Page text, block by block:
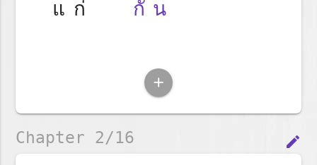
แก่ กัน
add
edit
Chapter 2/16